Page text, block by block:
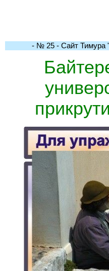
- № 25 - Сайт Тимура